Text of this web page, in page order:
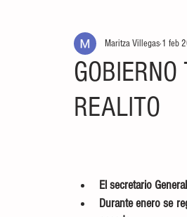
REALITO
Maritza Villegas 1 feb
El secretario
Durante enero se